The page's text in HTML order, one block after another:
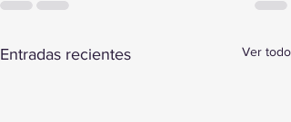
Entradas recientes Ver todo